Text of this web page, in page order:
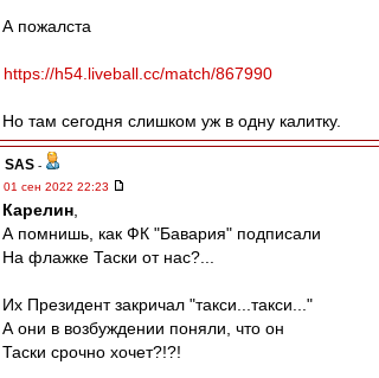
А пожалста
https://h54.liveball.cc/match/867990
Но там сегодня слишком уж в одну калитку.
SAS -
01 сен 2022 22:23
Карелин
А помнишь, как ФК "Бавария" подписали
На флажке Таски от нас?...
Их Президент закричал "такси...такси..."
А они в возбуждении поняли, что он
Таски срочно хочет?!?!